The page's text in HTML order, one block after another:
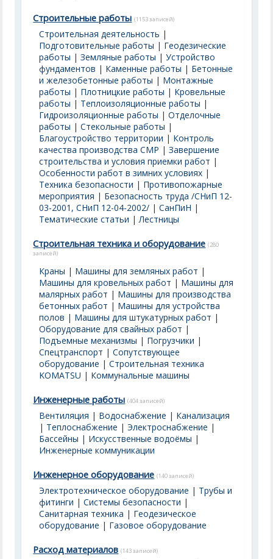
Строительные работы (1153 записей)
Строительная деятельность |
Подготовительные работы | Геодезические
работы |Земляные работы |Устройство
фундаментов | Каменные работы | Бетонные
и железобетонные работы | Монтажные
работы | Плотницкие работы | Кровельные
работы | Теплоизоляционные работы |
Гидроизоляционные работы |Отделочные
работы |Стекольные работы |
Благоустройство территории | Контроль
качества производства СМР |Завершение
строительства и условия приемки работ |
Особенности работ в зимних условиях |
Техника безопасности | Противопожарные
мероприятия | Безопасность труда /СНиП 12-
03-2001, СНиП 12-04-2002/ |СанПиН |
Тематические статьи |Лестницы
Строительная техника и оборудование (280
записей)
Краны | Машины для земляных работ |
Машины для кровельных работ | Машины для
малярных работ | Машины для производства
бетонных работ | Машины для устройства
полов | Машины для штукатурных работ |
Оборудование для свайных работ |
Подъемные механизмы | Погрузчики |
Спецтранспорт |Сопутствующее
оборудование |Строительная техника
KOMATSU | Коммунальные машины
Инженерные работы (404 записей)
Вентиляция | Водоснабжение | Канализация
| Теплоснабжение |Электроснабжение |
Бассейны | Искусственные водоёмы |
Инженерные коммуникации
Инженерное оборудование (140 записей)
Электротехническое оборудование | Трубы и
фитинги |Системы безопасности |
Санитарная техника | Геодезическое
оборудование | Газовое оборудование
Расход материалов (143 записей)